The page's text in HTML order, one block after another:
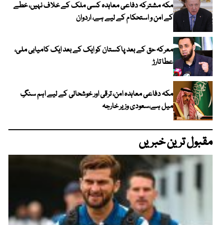
مکہ مشترکہ دفاعی معاہدہ کسی ملک کے خلاف نہیں، خطے
کے امن و استحکام کے لیے ہے، اردوان
معرکہ حق کے بعد پاکستان کو ایک کے بعد ایک کامیابی ملی،
عطا تارڑ
مکہ دفاعی معاہدہ امن، ترقی اور خوشحالی کے لیے اہم سنگِ
میل ہے،سعودی وزیر خارجہ
مقبول ترین خبریں